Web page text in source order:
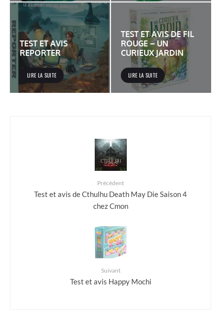
TEST ET AVIS
REPORTER
LIRE LA SUITE
TEST ET AVIS DE FIL
ROUGE – UN
CURIEUX JARDIN
LIRE LA SUITE
Précédent
Test et avis de Cthulhu Death May Die Saison 4
chez Cmon
Suivant
Test et avis Happy Mochi